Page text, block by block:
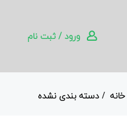
ورود / ثبت نام
خانه دسته بندی نشده